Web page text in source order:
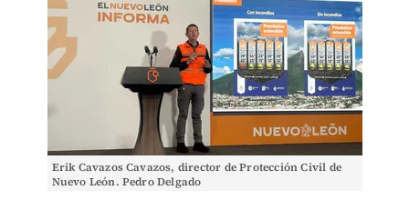
Erik Cavazos Cavazos, director de Protección Civil de
Nuevo León. Pedro Delgado